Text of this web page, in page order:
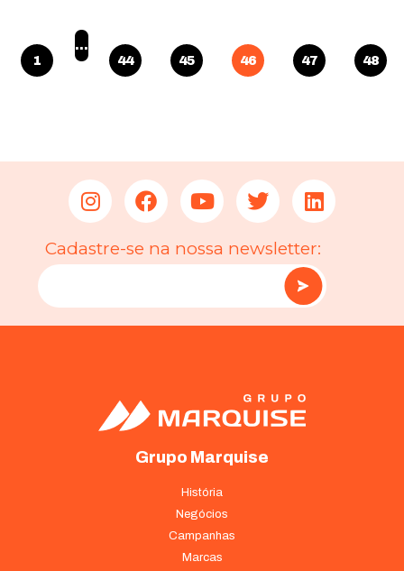
1
…
44
45 46 47 48
Cadastre-se na nossa newsletter:
Grupo Marquise
História
Negócios
Campanhas
Marcas